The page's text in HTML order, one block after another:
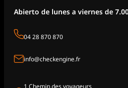
Abierto de lunes a viernes de
04 28 870 870
info@checkengine.fr
1 Chemin des voyageurs